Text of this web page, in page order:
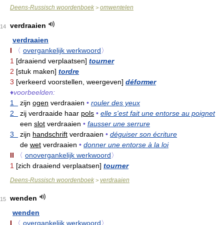
Deens-Russisch woordenboek > omwentelen
14
verdraaien
verdraaien
I
〈 overgankelijk werkwoord〉
1 [draaiend verplaatsen] tourner
2 [stuk maken] tordre
3 [verkeerd voorstellen, weergeven] déformer
♦voorbeelden:
1
zijn ogen verdraaien • rouler des yeux
2
zij verdraaide haar pols • elle s'est fait une entorse au poignet
een slot verdraaien • fausser une serrure
3
zijn handschrift verdraaien • déguiser son écriture
de wet verdraaien • donner une entorse à la loi
II
〈 onovergankelijk werkwoord〉
1 [zich draaiend verplaatsen] tourner
Deens-Russisch woordenboek > verdraaien
15
wenden
wenden
I
〈 overgankelijk werkwoord〉